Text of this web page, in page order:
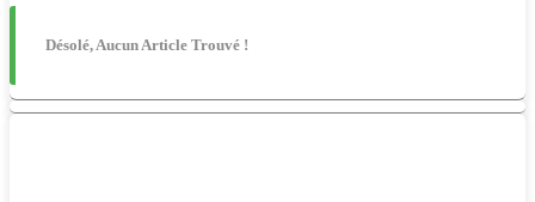
Désolé, Aucun Article Trouvé !